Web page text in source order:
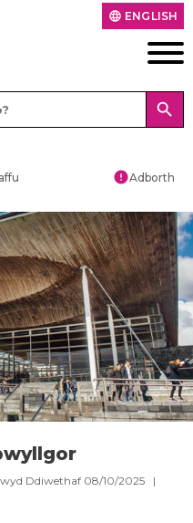
language ENGLISH
search
errorAdborth
Ddiwethaf 08/10/2025 |